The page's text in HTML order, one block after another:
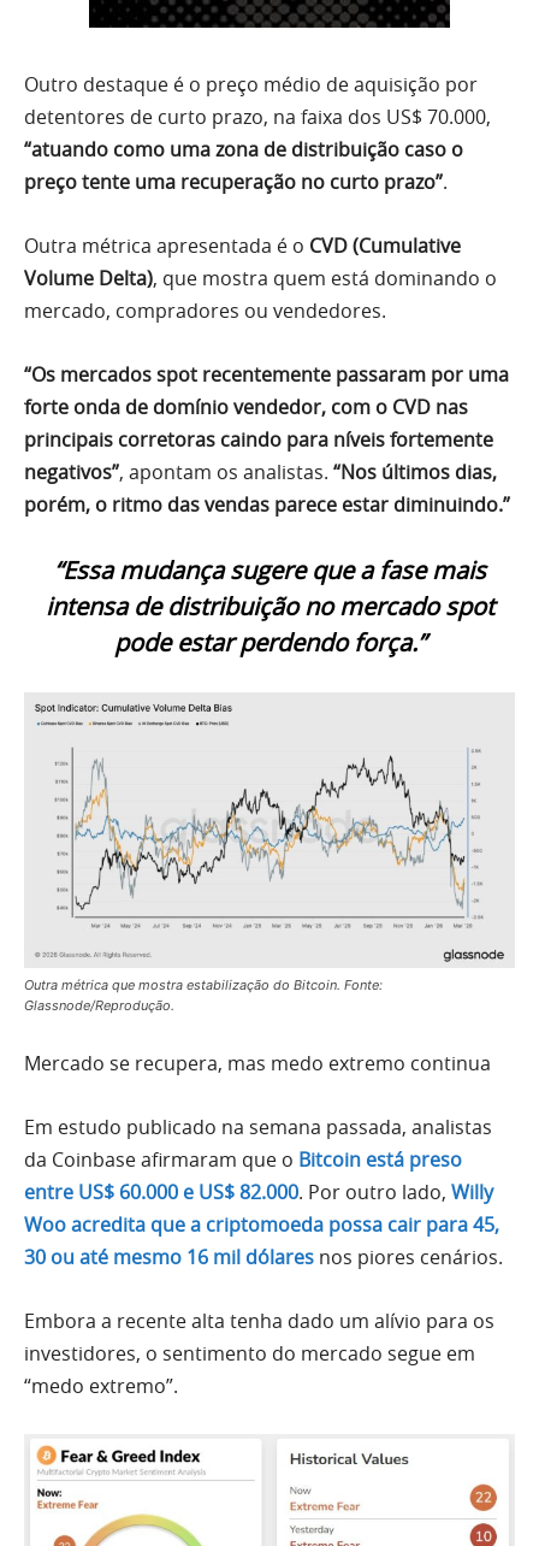
Outro destaque é o preço médio de aquisição por
detentores de curto prazo, na faixa dos US$ 70.000,
“atuando como uma zona de distribuição caso o
preço tente uma recuperação no curto prazo”.
Outra métrica apresentada é o CVD (Cumulative
Volume Delta), que mostra quem está dominando o
mercado, compradores ou vendedores.
“Os mercados spot recentemente passaram por uma
forte onda de domínio vendedor, com o CVD nas
principais corretoras caindo para níveis fortemente
negativos”, apontam os analistas. “Nos últimos dias,
porém, o ritmo das vendas parece estar diminuindo.”
“Essa mudança sugere que a fase mais
intensa de distribuição no mercado spot
pode estar perdendo força.”
Outra métrica que mostra estabilização do Bitcoin. Fonte:
Glassnode/Reprodução.
Mercado se recupera, mas medo extremo continua
Em estudo publicado na semana passada, analistas
da Coinbase afirmaram que o Bitcoin está preso
entre US$ 60.000 e US$ 82.000. Por outro lado, Willy
Woo acredita que a criptomoeda possa cair para 45,
30 ou até mesmo 16 mil dólares nos piores cenários.
Embora a recente alta tenha dado um alívio para os
investidores, o sentimento do mercado segue em
“medo extremo”.